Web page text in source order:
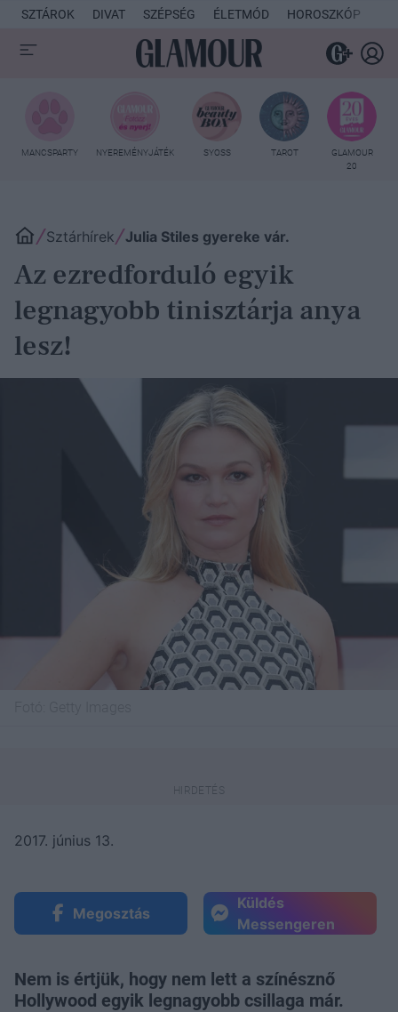
SZTÁROK DIVAT SZÉPSÉG ÉLETMÓD HOROSZKÓP
MANCSPARTY NYEREMÉNYJÁTÉK SYOSS TAROT
GLAMOUR
20
Sztárhírek Julia Stiles gyereke vár.
Az ezredforduló egyik
legnagyobb tinisztárja anya
lesz!
2017. június 13.
Megosztás
Küldés
Messengeren
Nem is értjük, hogy nem lett a színésznő
Hollywood egyik legnagyobb csillaga már.